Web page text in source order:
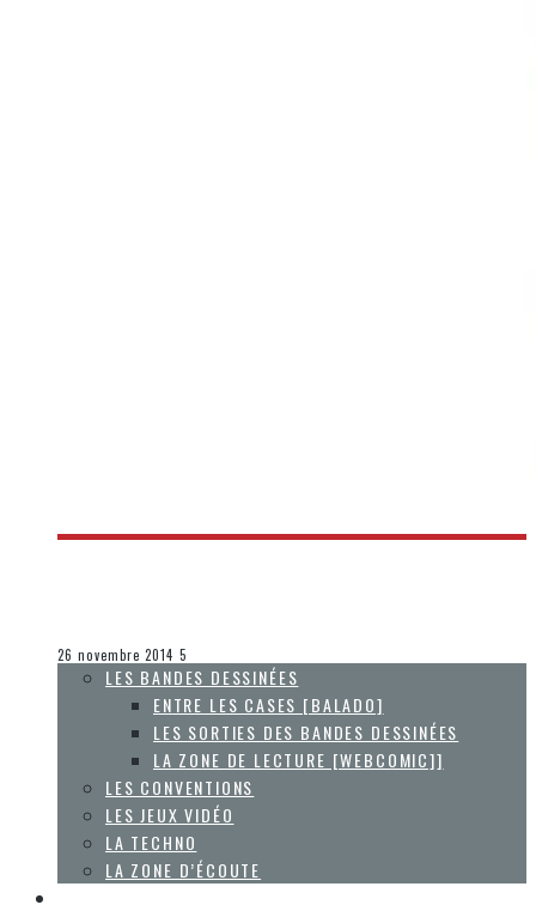
26 novembre 2014 5
LES BANDES DESSINÉES
ENTRE LES CASES [BALADO]
LES SORTIES DES BANDES DESSINÉES
LA ZONE DE LECTURE [WEBCOMIC]]
LES CONVENTIONS
LES JEUX VIDÉO
LA TECHNO
LA ZONE D’ÉCOUTE